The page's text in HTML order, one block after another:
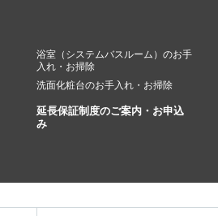
浴室（システムバスルーム）のお手
入れ・お掃除
洗面化粧台のお手入れ・お掃除
延長保証制度のご案内・お申込
み